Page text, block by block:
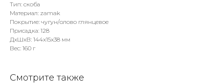
Тип: скоба
Материал: zamak
Покрытие: чугун/олово глянцевое
Присадка: 128
ДxШxВ: 144x15x38 мм
Вес: 160 г
Смотрите также